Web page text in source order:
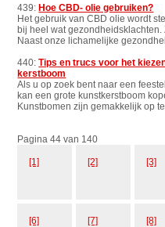
439:Hoe CBD- olie gebruiken?
Het gebruik van CBD olie wordt
bij heel wat
Naast onze lichamelijke
440:Tips en trucs voor het
kerstboom
Als u op zoek bent naar een
kan een grote kunstkerstboom
Kunstbomen zijn gemakkelijk op
Pagina 44 van 140
[1] [2] [3]
[6] [7] [8]